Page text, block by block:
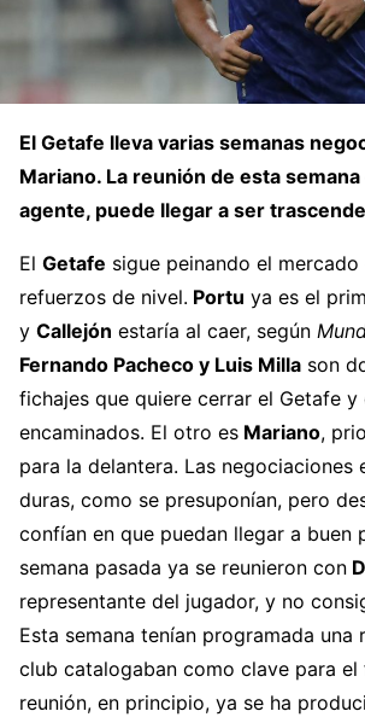
El Getafe lleva varias semanas
Mariano. La reunión de esta
agente, puede llegar a ser
El Getafe sigue peinando el
refuerzos de nivel. Portu ya es el
y Callejón estaría al caer, según
Fernando Pacheco y Luis Milla son
fichajes que quiere cerrar el Getafe y
encaminados. El otro es Mariano,
para la delantera. Las negociaciones
duras, como se presuponían, pero
confían en que puedan llegar a buen
semana pasada ya se reunieron con
representante del jugador, y no
Esta semana tenían programada una
club catalogaban como clave para el
reunión, en principio, ya se ha